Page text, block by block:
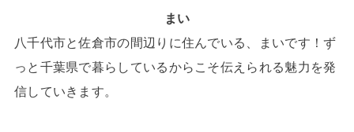
まい
八千代市と佐倉市の間辺りに住んでいる、まいです！ず
っと千葉県で暮らしているからこそ伝えられる魅力を発
信していきます。